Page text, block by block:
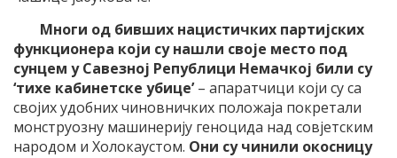
Многи од бивших нацистичких партијских
функционера који су нашли своје место под
сунцем у Савезној Републици Немачкој били су
‘тихе кабинетске убице’– апаратчици који су са
својих удобних чиновничких положаја покретали
монструозну машинерију геноцида над совјетским
народом и Холокаустом. Они су чинили окосницу